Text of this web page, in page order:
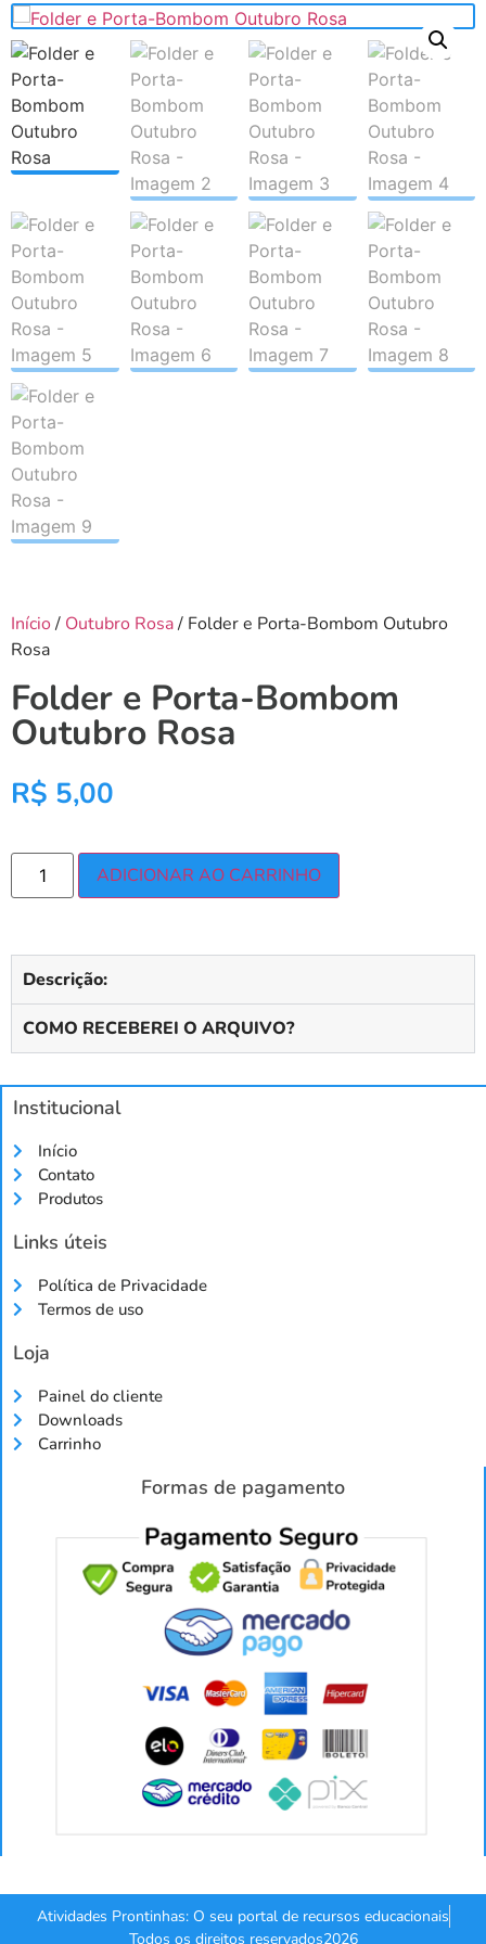
Início/ Outubro Rosa/ Folder e Porta-Bombom Outubro
Rosa
Folder e Porta-Bombom
Outubro Rosa
R$ 5,00
ADICIONAR AO CARRINHO
Descrição:
COMO RECEBEREI O ARQUIVO?
Institucional
Início
Contato
Produtos
Links úteis
Política de Privacidade
Termos de uso
Loja
Painel do cliente
Downloads
Carrinho
Formas de pagamento
Atividades Prontinhas: O seu portal de recursos educacionais
Todos os direitos reservados2026